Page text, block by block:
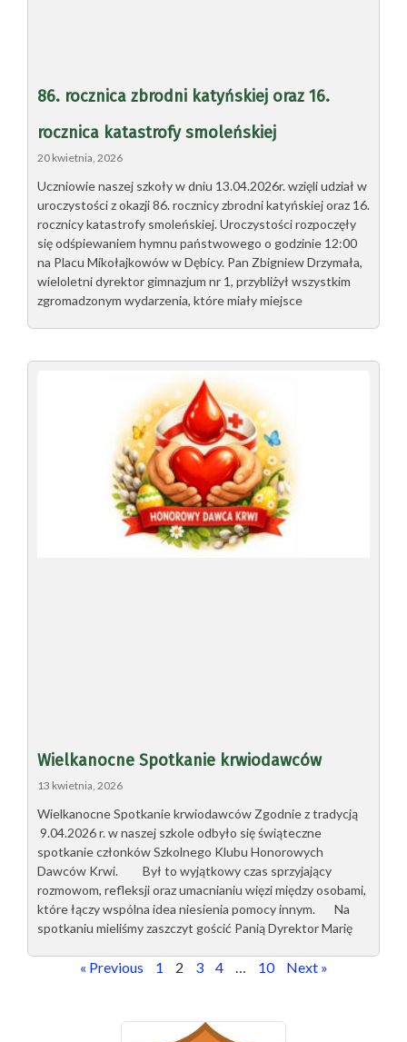
86. rocznica zbrodni katyńskiej oraz 16.
rocznica katastrofy smoleńskiej
20 kwietnia, 2026
Uczniowie naszej szkoły w dniu 13.04.2026r. wzięli udział w
uroczystości z okazji 86. rocznicy zbrodni katyńskiej oraz 16.
rocznicy katastrofy smoleńskiej. Uroczystości rozpoczęły
się odśpiewaniem hymnu państwowego o godzinie 12:00
na Placu Mikołajkowów w Dębicy. Pan Zbigniew Drzymała,
wieloletni dyrektor gimnazjum nr 1, przybliżył wszystkim
zgromadzonym wydarzenia, które miały miejsce
Wielkanocne Spotkanie krwiodawców
13 kwietnia, 2026
Wielkanocne Spotkanie krwiodawców Zgodnie z tradycją
9.04.2026 r. w naszej szkole odbyło się świąteczne
spotkanie członków Szkolnego Klubu Honorowych
Dawców Krwi. Był to wyjątkowy czas sprzyjający
rozmowom, refleksji oraz umacnianiu więzi między osobami,
które łączy wspólna idea niesienia pomocy innym. Na
spotkaniu mieliśmy zaszczyt gościć Panią Dyrektor Marię
« Previous 1 2 3 4 … 10 Next »